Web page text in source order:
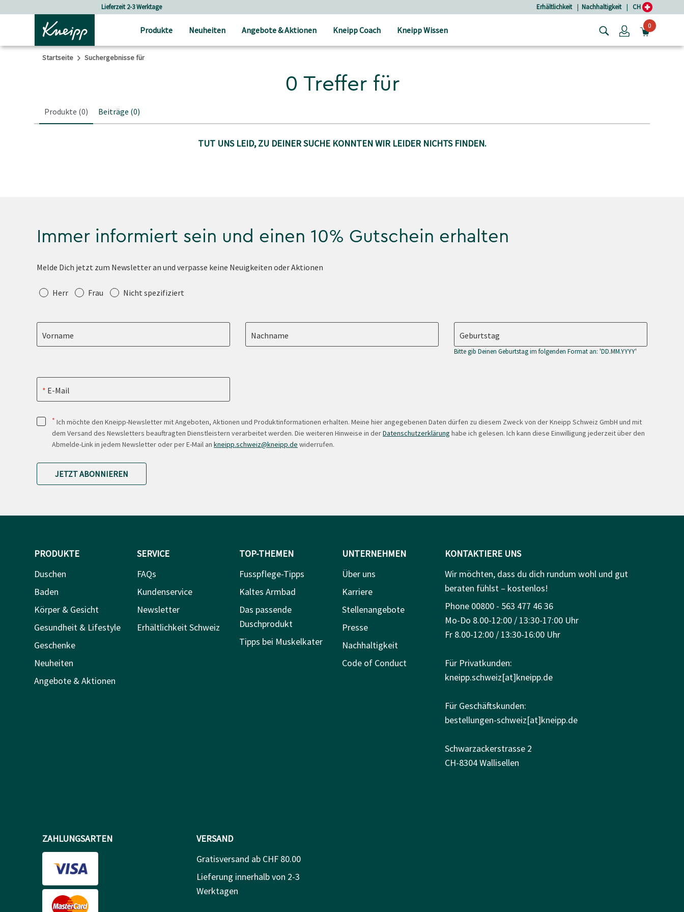
Lieferzeit 2-3 Werktage Erhältlichkeit | Nachhaltigkeit | CH
Produkte Neuheiten Angebote & Aktionen Kneipp Coach Kneipp Wissen Login0
Startseite Suchergebnisse für
0 Treffer für
Produkte (0) Beiträge (0)
TUT UNS LEID, ZU DEINER SUCHE KONNTEN WIR LEIDER NICHTS FINDEN.
Immer informiert sein und einen 10% Gutschein erhalten
Melde Dich jetzt zum Newsletter an und verpasse keine Neuigkeiten oder Aktionen
Anrede
Herr Frau Nicht spezifiziert
Vorname Nachname Geburtstag
Bitte gib Deinen Geburtstag im folgenden Format an: 'DD.MM.YYYY'
E-Mail
* Ich möchte den Kneipp-Newsletter mit Angeboten, Aktionen und Produktinformationen erhalten. Meine hier angegebenen Daten dürfen zu diesem Zweck von der Kneipp Schweiz GmbH und mit
dem Versand des Newsletters beauftragten Dienstleistern verarbeitet werden. Die weiteren Hinweise in derDatenschutzerklärung habe ich gelesen. Ich kann diese Einwilligung jederzeit über den
Abmelde-Link in jedem Newsletter oder per E-Mail an kneipp.schweiz@kneipp.de widerrufen.
JETZT ABONNIEREN
PRODUKTE
Duschen
Baden
Körper & Gesicht
Gesundheit & Lifestyle
Geschenke
Neuheiten
Angebote & Aktionen
SERVICE
FAQs
Kundenservice
Newsletter
Erhältlichkeit Schweiz
TOP-THEMEN
Fusspflege-Tipps
Kaltes Armbad
Das passende
Duschprodukt
Tipps bei Muskelkater
UNTERNEHMEN
Über uns
Karriere
Stellenangebote
Presse
Nachhaltigkeit
Code of Conduct
KONTAKTIERE UNS
Wir möchten, dass du dich rundum wohl und gut
beraten fühlst – kostenlos!
Phone 00800 - 563 477 46 36
Mo-Do 8.00-12:00 / 13:30-17:00 Uhr
Fr 8.00-12:00 / 13:30-16:00 Uhr
Für Privatkunden:
kneipp.schweiz[at]kneipp.de
Für Geschäftskunden:
bestellungen-schweiz[at]kneipp.de
Schwarzackerstrasse 2
CH-8304 Wallisellen
ZAHLUNGSARTEN
VERSAND
Gratisversand ab CHF 80.00
Lieferung innerhalb von 2-3
Werktagen